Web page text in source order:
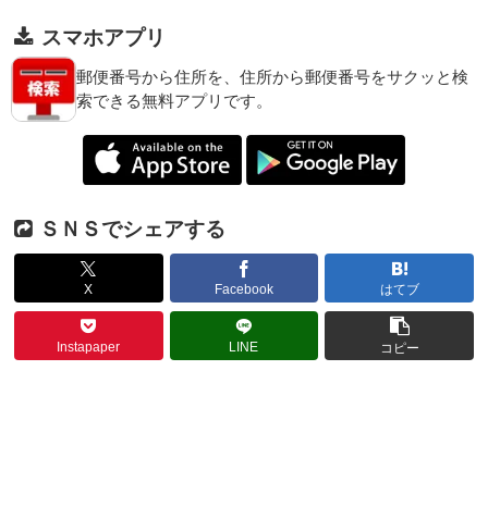
スマホアプリ
郵便番号から住所を、住所から郵便番号をサクッと検
索できる無料アプリです。
ＳＮＳでシェアする
X Facebook はてブ
Instapaper LINE コピー